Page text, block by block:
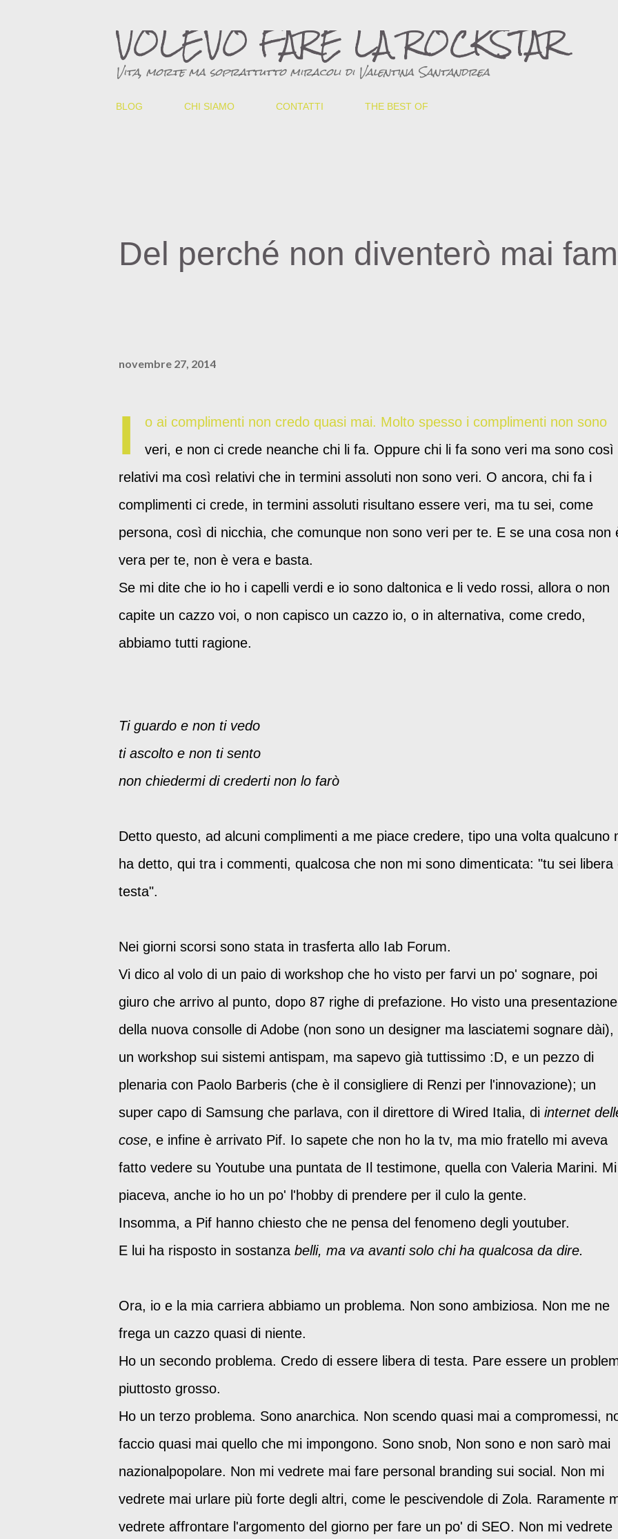
VOLEVO FARE LA ROCKSTAR
Vita, morte ma soprattutto miracoli di Valentina Santandrea
BLOG CHI SIAMO CONTATTI THE BEST OF
Del perché non diventerò mai
novembre 27, 2014
I
o ai complimenti non credo quasi mai. Molto spesso i complimenti non sono
veri, e non ci crede neanche chi li fa. Oppure chi li fa sono veri ma sono così
relativi ma così relativi che in termini assoluti non sono veri. O ancora, chi fa i
complimenti ci crede, in termini assoluti risultano essere veri, ma tu sei, come
persona, così di nicchia, che comunque non sono veri per te. E se una cosa non
vera per te, non è vera e basta.
Se mi dite che io ho i capelli verdi e io sono daltonica e li vedo rossi, allora o non
capite un cazzo voi, o non capisco un cazzo io, o in alternativa, come credo,
abbiamo tutti ragione.
Ti guardo e non ti vedo
ti ascolto e non ti sento
non chiedermi di crederti non lo farò
Detto questo, ad alcuni complimenti a me piace credere, tipo una volta qualcuno
ha detto, qui tra i commenti, qualcosa che non mi sono dimenticata: "tu sei libera
testa".
Nei giorni scorsi sono stata in trasferta allo Iab Forum.
Vi dico al volo di un paio di workshop che ho visto per farvi un po' sognare, poi
giuro che arrivo al punto, dopo 87 righe di prefazione. Ho visto una presentazione
della nuova consolle di Adobe (non sono un designer ma lasciatemi sognare dài),
un workshop sui sistemi antispam, ma sapevo già tuttissimo :D, e un pezzo di
plenaria con Paolo Barberis (che è il consigliere di Renzi per l'innovazione); un
super capo di Samsung che parlava, con il direttore di Wired Italia, di internet
cose, e infine è arrivato Pif. Io sapete che non ho la tv, ma mio fratello mi aveva
fatto vedere su Youtube una puntata de Il testimone, quella con Valeria Marini. Mi
piaceva, anche io ho un po' l'hobby di prendere per il culo la gente.
Insomma, a Pif hanno chiesto che ne pensa del fenomeno degli youtuber.
E lui ha risposto in sostanza belli, ma va avanti solo chi ha qualcosa da dire.
Ora, io e la mia carriera abbiamo un problema. Non sono ambiziosa. Non me ne
frega un cazzo quasi di niente.
Ho un secondo problema. Credo di essere libera di testa. Pare essere un
piuttosto grosso.
Ho un terzo problema. Sono anarchica. Non scendo quasi mai a compromessi,
faccio quasi mai quello che mi impongono. Sono snob, Non sono e non sarò mai
nazionalpopolare. Non mi vedrete mai fare personal branding sui social. Non mi
vedrete mai urlare più forte degli altri, come le pescivendole di Zola. Raramente
vedrete affrontare l'argomento del giorno per fare un po' di SEO. Non mi vedrete